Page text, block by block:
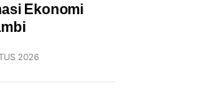
Ekonomi
2026